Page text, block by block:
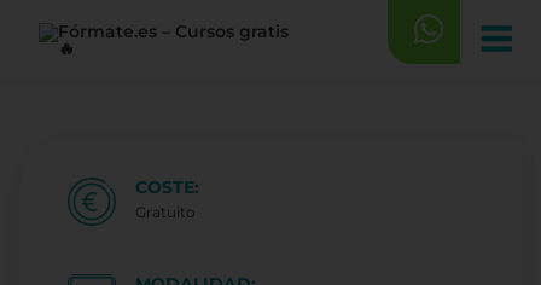
COSTE:
Gratuito